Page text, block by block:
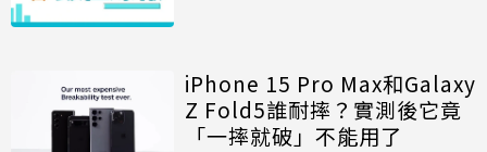
iPhone 15 Pro Max和Galaxy
Z Fold5誰耐摔？實測後它竟
「一摔就破」不能用了